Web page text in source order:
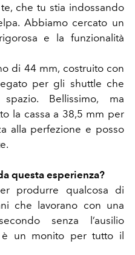
che tu stia indossando
Abbiamo cercato un
e la funzionalità
di 44 mm, costruito con
per gli shuttle che
Bellissimo, ma
la cassa a 38,5 mm per
alla perfezione e posso
questa esperienza?
produrre qualcosa di
che lavorano con una
senza l’ausilio
è un monito per tutto il